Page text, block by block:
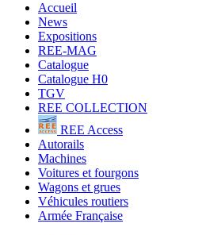
Accueil
News
Expositions
REE-MAG
Catalogue
Catalogue H0
TGV
REE COLLECTION
REE Access
Autorails
Machines
Voitures et fourgons
Wagons et grues
Véhicules routiers
Armée Française